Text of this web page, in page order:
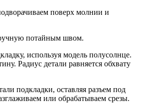
поверх молнии и
потайным швом.
используя модель полусолнце.
Радиус детали равняется обхвату
подкладки, оставляя разъем под
или обрабатываем срезы.